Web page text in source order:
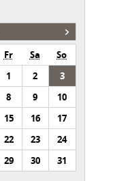
Fr Sa
So
1
2
3
8 9
10
15 16
17
22 23
24
29 30 31